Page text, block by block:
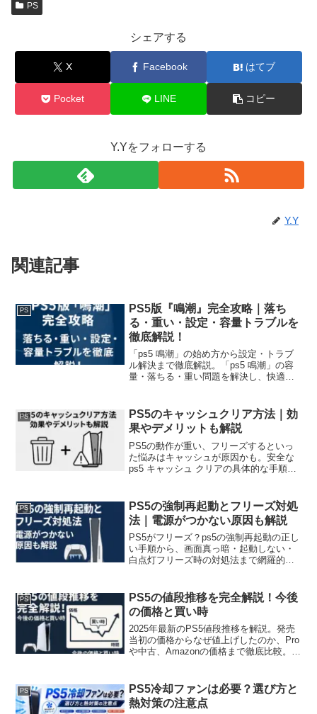
PS
シェアする
X Facebook はてブ
Pocket LINE コピー
Y.Yをフォローする
Y.Y
関連記事
PS
PS5版『鳴潮』完全攻略｜落ち
る・重い・設定・容量トラブルを
徹底解説！
「ps5 鳴潮」の始め方から設定・トラブ
ル解決まで徹底解説。「ps5 鳴潮」の容
量・落ちる・重い問題を解決し、快適プ
PS
PS5のキャッシュクリア方法｜効
果やデメリットも解説
PS5の動作が重い、フリーズするといっ
た悩みはキャッシュが原因かも。安全な
ps5 キャッシュ クリアの具体的な手順を
らデータベース再構築との違いまで網
羅。この記事でps5 キャッシュ クリアの
全てを理解し、PS5の不調を解決しまし
ょう。
PS
PS5の強制再起動とフリーズ対処
法｜電源がつかない原因も解説
PS5がフリーズ？ps5の強制再起動の正し
い手順から、画面真っ暗・起動しない・
白点灯フリーズ時の対処法まで網羅的に
必要になっても、この記事を読めば原因
の切り分けから安全な復旧手順まで全て
わかります。
PS
PS5の値段推移を完全解説！今後
の価格と買い時
2025年最新のPS5値段推移を解説。発売
当初の価格からなぜ値上げしたのか、Pro
や中古、Amazonの価格まで徹底比較。こ
PS
PS5冷却ファンは必要？選び方と
熱対策の注意点